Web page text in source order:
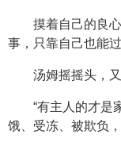
摸着自己的良
事，只靠自己也能
汤姆摇摇头，
“有主人的才是
饿、受冻、被欺负